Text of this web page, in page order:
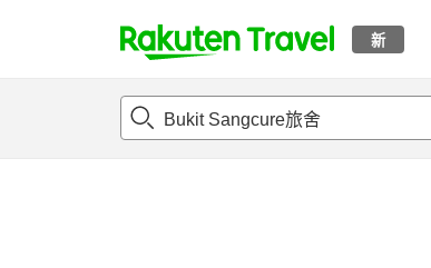
新
t
p
概况 客房及住宿套餐 评论设施